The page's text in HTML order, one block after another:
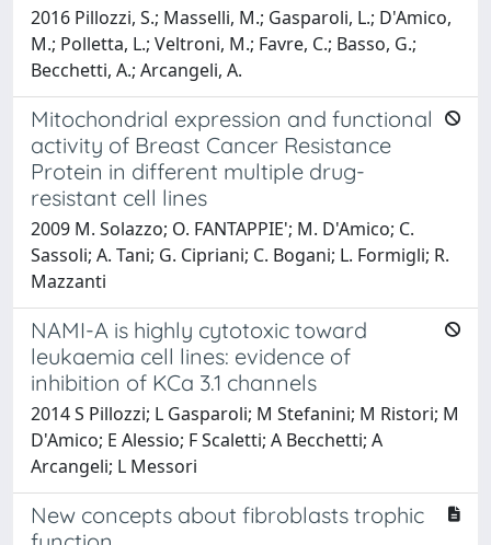
2016 Pillozzi, S.; Masselli, M.; Gasparoli, L.; D'Amico,
M.; Polletta, L.; Veltroni, M.; Favre, C.; Basso, G.;
Becchetti, A.; Arcangeli, A.
Mitochondrial expression and functional
activity of Breast Cancer Resistance
Protein in different multiple drug-
resistant cell lines
2009 M. Solazzo; O. FANTAPPIE'; M. D'Amico; C.
Sassoli; A. Tani; G. Cipriani; C. Bogani; L. Formigli; R.
Mazzanti
NAMI-A is highly cytotoxic toward
leukaemia cell lines: evidence of
inhibition of KCa 3.1 channels
2014 S Pillozzi; L Gasparoli; M Stefanini; M Ristori; M
D'Amico; E Alessio; F Scaletti; A Becchetti; A
Arcangeli; L Messori
New concepts about fibroblasts trophic